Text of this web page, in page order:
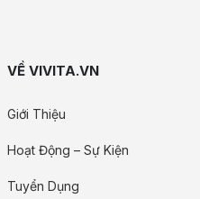
VỀ VIVITA.VN
Giới Thiệu
Hoạt Động – Sự Kiện
Tuyển Dụng